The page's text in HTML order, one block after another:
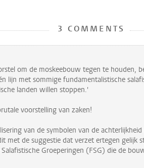
3 COMMENTS
om de moskeebouw tegen te houden,
lijn met sommige fundamentalistische
landen willen stoppen.'
voorstelling van zaken!
van de symbolen van de
met de suggestie dat verzet ertegen gelijk
Groeperingen (FSG) die de